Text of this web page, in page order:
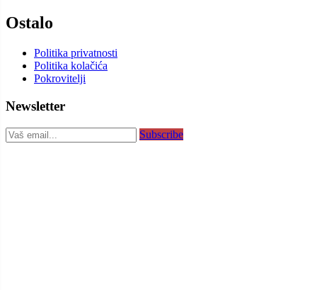
Ostalo
Politika privatnosti
Politika kolačića
Pokrovitelji
Newsletter
Subscribe